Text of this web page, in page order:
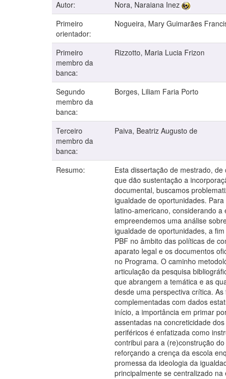
Autor:
Nora, Naraiana Inez
Primeiro
orientador:
Nogueira, Mary Guimarães
Primeiro
membro da
banca:
Rizzotto, Maria Lucia Frizon
Segundo
membro da
banca:
Borges, Liliam Faria Porto
Terceiro
membro da
banca:
Paiva, Beatriz Augusto de
Resumo:
Esta dissertação de mestrado,
que dão sustentação a
documental, buscamos
igualdade de oportunidades.
latino-americano, considerando
empreendemos uma análise
igualdade de oportunidades, a
PBF no âmbito das políticas de
aparato legal e os documentos
no Programa. O caminho
articulação da pesquisa
que abrangem a temática e as
desde uma perspectiva crítica.
complementadas com dados
início, a importância em primar
assentadas na concreticidade
periféricos é enfatizada como
contribui para a (re)construção
reforçando a crença da escola
promessa da ideologia da
principalmente se centralizado na